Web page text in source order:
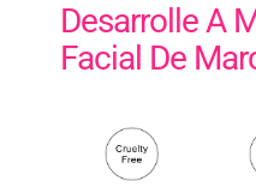
Desarrolle A
Facial De